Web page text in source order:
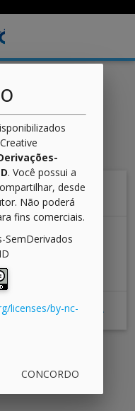
. Você possui a
desde
Não poderá
fins comerciais.
SemDerivados
licenses/by-nc-
CONCORDO
do
que é o Linux.
as razões para o
PRÓXIMA
reservados